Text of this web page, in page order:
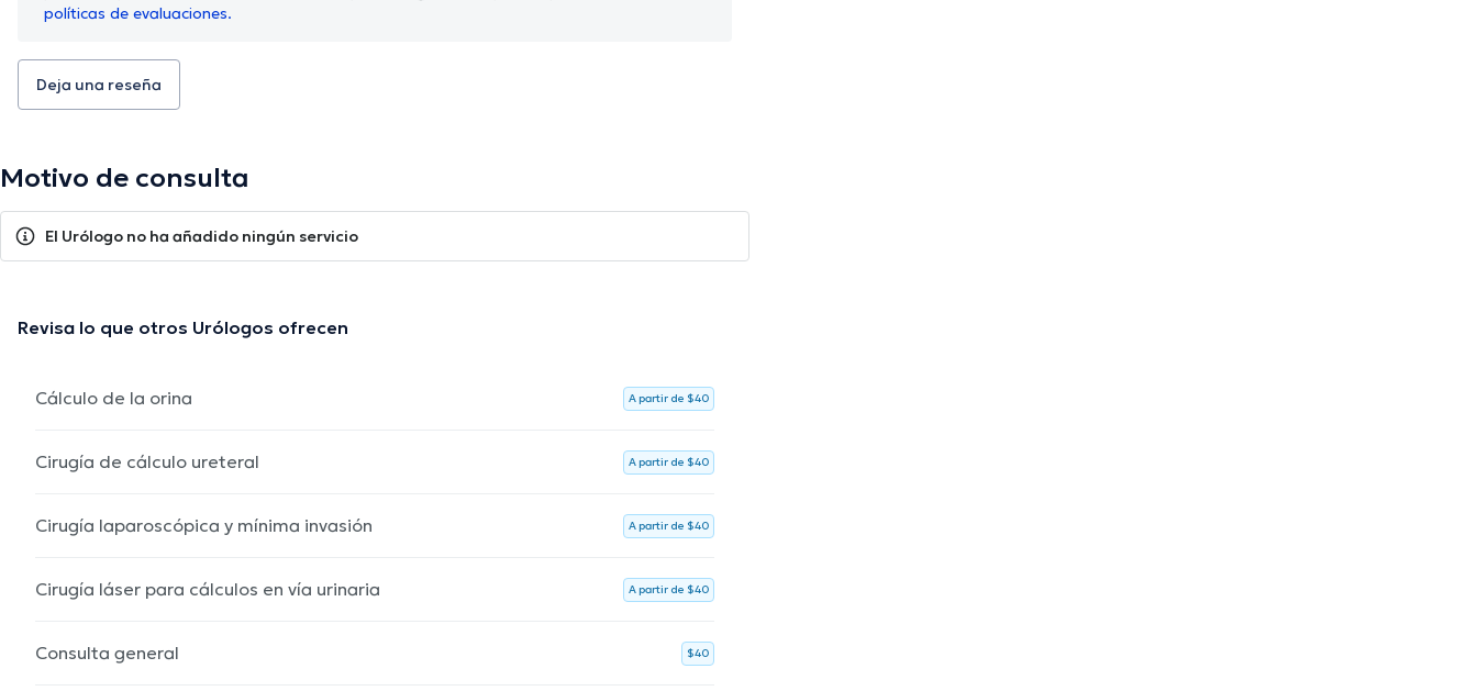
políticas de evaluaciones.
Deja una reseña
Motivo de consulta
El Urólogo no ha añadido ningún servicio
Revisa lo que otros Urólogos ofrecen
Cálculo de la orina A partir de $40
Cirugía de cálculo ureteral A partir de $40
Cirugía laparoscópica y mínima invasión A partir de $40
Cirugía láser para cálculos en vía urinaria A partir de $40
Consulta general $40